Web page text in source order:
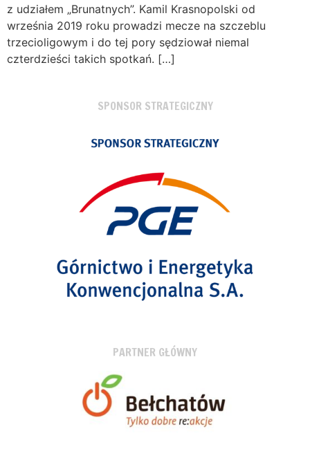
z udziałem „Brunatnych”. Kamil Krasnopolski od
września 2019 roku prowadzi mecze na szczeblu
trzecioligowym i do tej pory sędziował niemal
czterdzieści takich spotkań. […]
SPONSOR STRATEGICZNY
PARTNER GŁÓWNY